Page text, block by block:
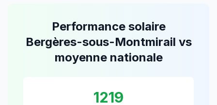
Performance solaire
Bergères-sous-Montmirail vs
moyenne nationale
1219